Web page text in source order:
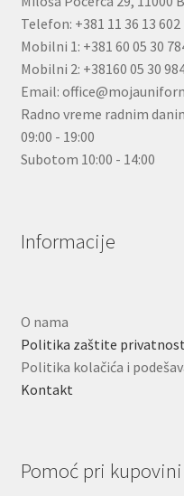
Telefon: +381 11 36 13 602
Mobilni 1: +381 60 05 30
Mobilni 2: +38160 05 30
Email:
Radno vreme radnim
09:00 - 19:00
Subotom 10:00 - 14:00
Informacije
O nama
Politika zaštite
Politika kolačića i
Kontakt
Pomoć pri kupovini